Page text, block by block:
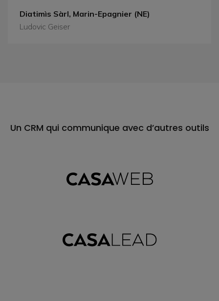
Diatimìs Sàrl, Marin-Epagnier (NE)
Ludovic Geiser
Un CRM qui communique avec d’autres outils